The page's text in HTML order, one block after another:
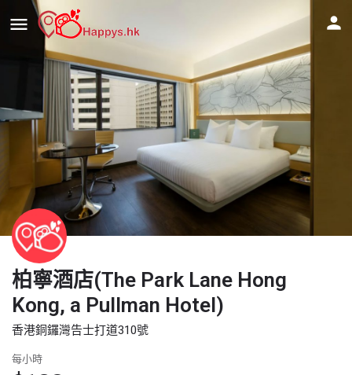
柏寧酒店(The Park Lane Hong
Kong, a Pullman Hotel)
香港銅鑼灣告士打道310號
每小時